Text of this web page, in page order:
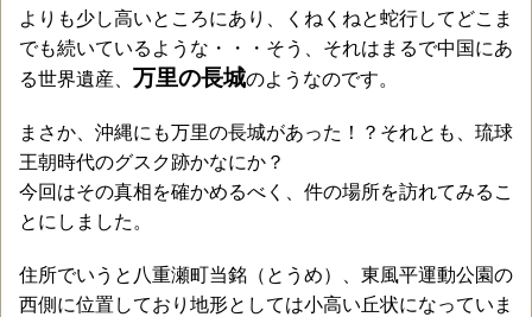
よりも少し高いところにあり、くねくねと蛇行してどこま
でも続いているような・・・そう、それはまるで中国にあ
る世界遺産、 万里の長城のようなのです。
まさか、沖縄にも万里の長城があった！？それとも、琉球
王朝時代のグスク跡かなにか？
今回はその真相を確かめるべく、件の場所を訪れてみるこ
とにしました。
住所でいうと八重瀬町当銘（とうめ）、東風平運動公園の
西側に位置しており地形としては小高い丘状になっていま